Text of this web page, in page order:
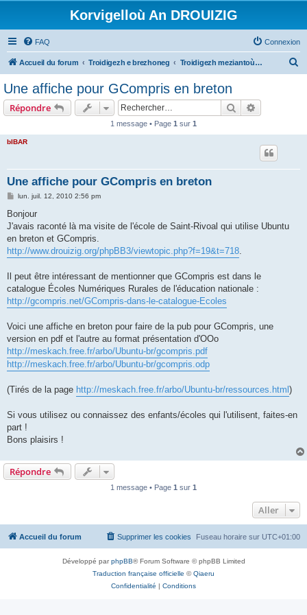
Korvigelloù An DROUIZIG
FAQ Connexion
Accueil du forum Troidigezh e brezhoneg Troidigezh meziantoù all (frank a wirioù evit an darn vrasañ anezho)
Une affiche pour GCompris en breton
Répondre Rechercher
1 message • Page 1 sur 1
bIBAR
Une affiche pour GCompris en breton
M
s
a
g
lun. juil. 12, 2010 2:56 pm
Bonjour
J'avais raconté là ma visite de l'école de Saint-Rivoal qui utilise Ubuntu
en breton et GCompris.
http://www.drouizig.org/phpBB3/viewtopic.php?f=19&t=718.
Il peut être intéressant de mentionner que GCompris est dans le
catalogue Écoles Numériques Rurales de l'éducation nationale :
http://gcompris.net/GCompris-dans-le-catalogue-Ecoles
Voici une affiche en breton pour faire de la pub pour GCompris, une
version en pdf et l'autre au format présentation d'OOo
http://meskach.free.fr/arbo/Ubuntu-br/gcompris.pdf
http://meskach.free.fr/arbo/Ubuntu-br/gcompris.odp
(Tirés de la page http://meskach.free.fr/arbo/Ubuntu-br/ressources.html )
Si vous utilisez ou connaissez des enfants/écoles qui l'utilisent, faites-en
part !
Bons plaisirs !
Répondre
1 message • Page 1 sur 1
Aller
Accueil du forum Fuseau horaire sur UTC+01:00
Supprimer les cookies
Développé parphpBB® Forum Software © phpBB Limited
Traduction française officielle ©Qiaeru
Confidentialité | Conditions